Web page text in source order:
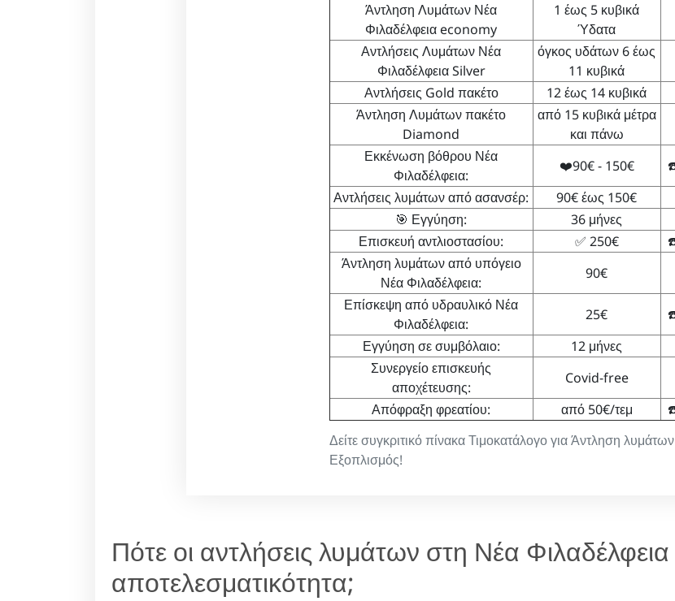
Δείτε συγκριτικό πίνακα Τιμοκατάλογο για Άντληση
Εξοπλισμός!
Άντληση Λυμάτων Νέα
Φιλαδέλφεια economy
1 έως 5 κυβικά
Ύδατα
Αντλήσεις Λυμάτων Νέα
Φιλαδέλφεια Silver
όγκος υδάτων 6 έως
11 κυβικά
Αντλήσεις Gold πακέτο
12 έως 14 κυβικά
Άντληση Λυμάτων πακέτο
Diamond
από 15 κυβικά μέτρα
και πάνω
Εκκένωση βόθρου Νέα
Φιλαδέλφεια:
❤️90€ - 150€
Αντλήσεις λυμάτων από ασανσέρ:
90€ έως 150€
🎯 Εγγύηση:
36 μήνες
Επισκευή αντλιοστασίου:
✅ 250€
Άντληση λυμάτων από υπόγειο
Νέα Φιλαδέλφεια:
90€
Επίσκεψη από υδραυλικό Νέα
Φιλαδέλφεια:
25€
Εγγύηση σε συμβόλαιο:
12 μήνες
Συνεργείο επισκευής
αποχέτευσης:
Covid-free
Απόφραξη φρεατίου:
από 50€/τεμ
Πότε οι αντλήσεις λυμάτων στη Νέα
αποτελεσματικότητα;